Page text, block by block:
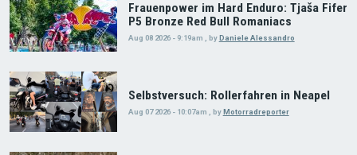
Frauenpower im Hard Enduro: Tjaša Fifer
P5 Bronze Red Bull Romaniacs
Aug 08 2026 - 9:19am , by Daniele Alessandro
Selbstversuch: Rollerfahren in Neapel
Aug 07 2026 - 10:07am byMotorradreporter